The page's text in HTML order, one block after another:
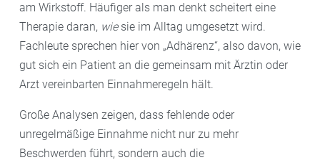
am Wirkstoff. Häufiger als man denkt scheitert eine
Therapie daran, wiesie im Alltag umgesetzt wird.
Fachleute sprechen hier von „Adhärenz“, also davon, wie
gut sich ein Patient an die gemeinsam mit Ärztin oder
Arzt vereinbarten Einnahmeregeln hält.
Große Analysen zeigen, dass fehlende oder
unregelmäßige Einnahme nicht nur zu mehr
Beschwerden führt, sondern auch die